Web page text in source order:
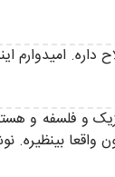
داره.
و فلسفه و
بینظیره.